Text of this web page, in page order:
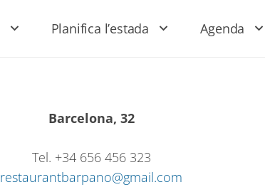
Planifica l’estada Agenda
Barcelona, 32
Tel. +34 656 456 323
restaurantbarpano@gmail.com